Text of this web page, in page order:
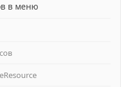
в меню